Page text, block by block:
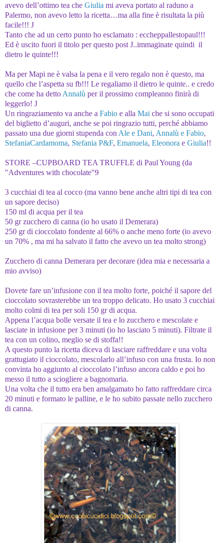
avevo dell’ottimo tea che Giulia mi aveva portato al raduno a
Palermo, non avevo letto la ricetta…ma alla fine è risultata la più
facile!!! J
Tanto che ad un certo punto ho esclamato : eccheppallestopaul!!!
Ed è uscito fuori il titolo per questo post J..immaginate quindi il
dietro le quinte!!!
Ma per Mapi ne è valsa la pena e il vero regalo non è questo, ma
quello che l’aspetta su fb!!! Le regaliamo il dietro le quinte.. e credo
che come ha detto Annalù per il prossimo compleanno finirà di
leggerlo! J
Un ringraziamento va anche a Fabio e alla Mai che si sono occupati
del biglietto d’auguri, anche se poi ringrazio tutti, perché abbiamo
passato una due giorni stupenda con Ale e Dani, Annalù e Fabio,
StefaniaCardamoma, Stefania P&F, Emanuela, Eleonora e Giulia!!
STORE –CUPBOARD TEA TRUFFLE di Paul Young (da
"Adventures with chocolate"9
3 cucchiai di tea al cocco (ma vanno bene anche altri tipi di tea con
un sapore deciso)
150 ml di acqua per il tea
50 gr zucchero di canna (io ho usato il Demerara)
250 gr di cioccolato fondente al 66% o anche meno forte (io avevo
un 70% , ma mi ha salvato il fatto che avevo un tea molto strong)
Zucchero di canna Demerara per decorare (idea mia e necessaria a
mio avviso)
Dovete fare un’infusione con il tea molto forte, poiché il sapore del
cioccolato sovrasterebbe un tea troppo delicato. Ho usato 3 cucchiai
molto colmi di tea per soli 150 gr di acqua.
Appena l’acqua bolle versate il tea e lo zucchero e mescolate e
lasciate in infusione per 3 minuti (io ho lasciato 5 minuti). Filtrate il
tea con un colino, meglio se di stoffa!!
A questo punto la ricetta diceva di lasciare raffreddare e una volta
grattugiato il cioccolato, mescolarlo all’infuso con una frusta. Io non
convinta ho aggiunto al cioccolato l’infuso ancora caldo e poi ho
messo il tutto a sciogliere a bagnomaria.
Una volta che il tutto era ben amalgamato ho fatto raffreddare circa
20 minuti e formato le palline, e le ho subito passate nello zucchero
di canna.